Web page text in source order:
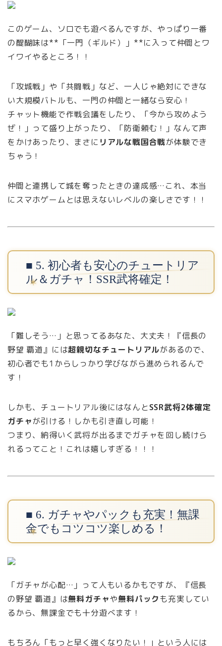
このゲーム、ソロでも遊べるんですが、やっぱり一番
の醍醐味は**「一門（ギルド）」**に入って仲間とワ
イワイやるところ！！
「攻城戦」や「共闘戦」など、一人じゃ絶対にできな
い大規模バトルも、一門の仲間と一緒なら安心！
チャット機能で作戦会議をしたり、「今から攻めよう
ぜ！」って盛り上がったり、「防衛頼む！」なんて声
をかけあったり、まさに リアルな戦国合戦が体験でき
ちゃう！
仲間と連携して城を奪ったときの達成感…これ、本当
にスマホゲームとは思えないレベルの楽しさです！！
■ 5. 初心者も安心のチュートリア
ル＆ガチャ！SSR武将確定！
「難しそう…」と思ってるあなた、大丈夫！『信長の
野望 覇道』には超親切なチュートリアルがあるので、
初心者でも1からしっかり学びながら進められるんで
す！
しかも、チュートリアル後にはなんとSSR武将2体確定
ガチャが引ける！しかも引き直し可能！
つまり、納得いく武将が出るまでガチャを回し続けら
れるってこと！これは嬉しすぎる！！！
■ 6. ガチャやパックも充実！無課
金でもコツコツ楽しめる！
「ガチャが心配…」って人もいるかもですが、『信長
の野望 覇道』は無料ガチャや無料パックも充実してい
るから、無課金でも十分遊べます！
もちろん「もっと早く強くなりたい！」という人には